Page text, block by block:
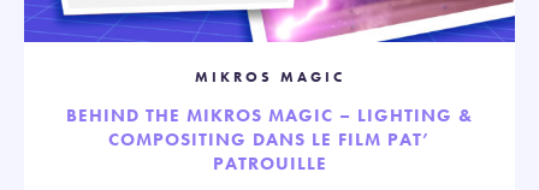
MIKROS MAGIC
BEHIND THE MIKROS MAGIC – LIGHTING &
COMPOSITING DANS LE FILM PAT’
PATROUILLE